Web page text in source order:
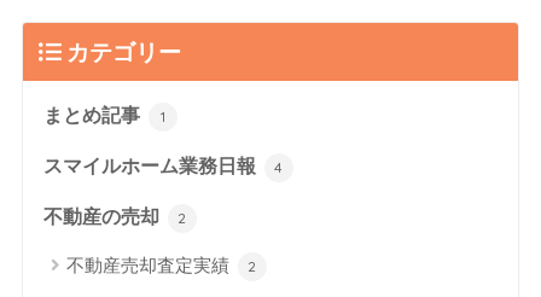
カテゴリー
まとめ記事 1
スマイルホーム業務日報 4
不動産の売却 2
不動産売却査定実績 2